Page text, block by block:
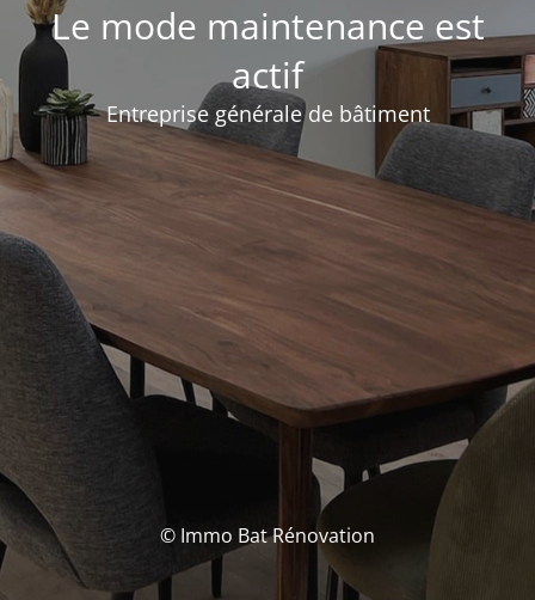
Le mode maintenance est
actif
Entreprise générale de bâtiment
© Immo Bat Rénovation